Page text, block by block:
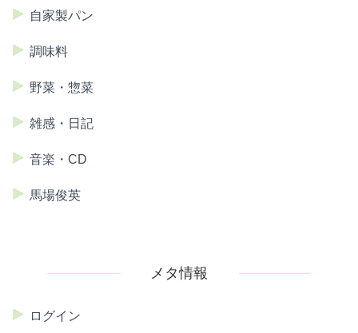
自家製パン
調味料
野菜・惣菜
雑感・日記
音楽・CD
馬場俊英
メタ情報
ログイン